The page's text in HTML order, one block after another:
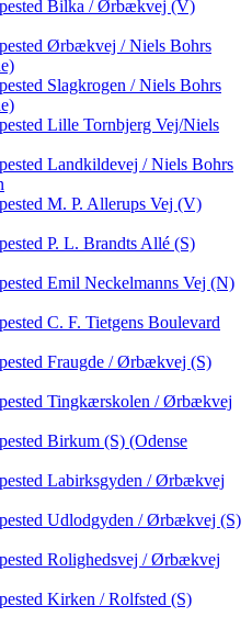
Bilka / Ørbækvej (V)
Ørbækvej / Niels Bohrs
Slagkrogen / Niels Bohrs
Lille Tornbjerg Vej/Niels
Landkildevej / Niels Bohrs
M. P. Allerups Vej (V)
P. L. Brandts Allé (S)
Emil Neckelmanns Vej (N)
C. F. Tietgens Boulevard
Fraugde / Ørbækvej (S)
Tingkærskolen / Ørbækvej
Birkum (S) (Odense
Labirksgyden / Ørbækvej
Udlodgyden / Ørbækvej (S)
Rolighedsvej / Ørbækvej
Kirken / Rolfsted (S)